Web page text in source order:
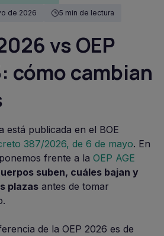
de 2026
5 min de lectura
vs OEP
cómo cambian
está publicada en el BOE
387/2026, de 6 de mayo. En
frente a la OEP AGE
suben, cuáles bajan y
plazas antes de tomar
de la OEP 2026 es de